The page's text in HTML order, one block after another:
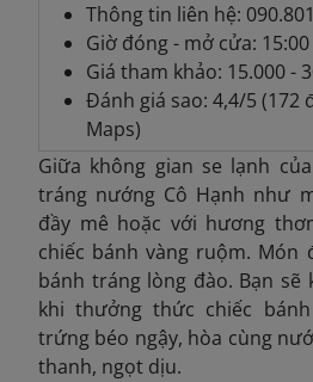
Thông tin liên hệ:
Giờ đóng - mở cửa: 15:00
Giá tham khảo: 15.000 -
Đánh giá sao: 4,4/5 (172
Maps)
Giữa không gian se lạnh
tráng nướng Cô Hạnh như
đầy mê hoặc với hương
chiếc bánh vàng ruộm. Món
bánh tráng lòng đào. Bạn sẽ
khi thưởng thức chiếc
trứng béo ngậy, hòa cùng
thanh, ngọt dịu.